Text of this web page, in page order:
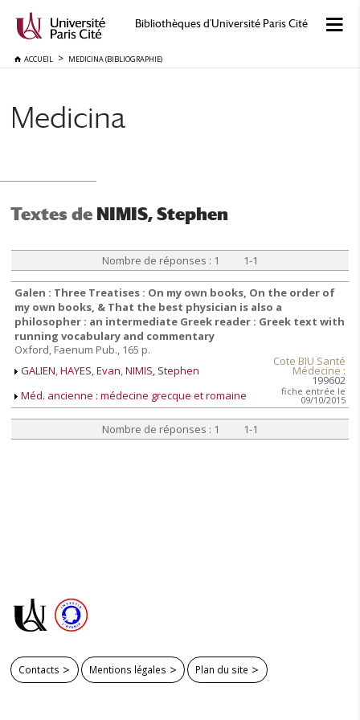
Bibliothèques d'Université Paris Cité
ACCUEIL MEDICINA (BIBLIOGRAPHIE)
Medicina
Textes de NIMIS, Stephen
Nombre de réponses : 1 1-1
Galen : Three Treatises : On my own books, On the order of
my own books, & That the best physician is also a
philosopher : an intermediate Greek reader : Greek text with
running vocabulary and commentary
Oxford, Faenum Pub., 165 p.
GALIEN,HAYES, Evan,NIMIS, Stephen
Cote BIU Santé
Médecine :
199602
Méd. ancienne : médecine grecque et romaine
fiche entrée le
09/10/2015
Nombre de réponses : 1 1-1
Contacts Mentions légales Plan du site